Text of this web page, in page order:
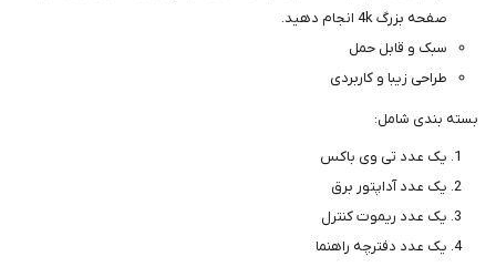
صفحه بزرگ 4k انجام دهید.
سبک و قابل حمل
طراحی زیبا و کاربردی
بسته بندی شامل:
یک عدد تی وی باکس
یک عدد آداپتور برق
یک عدد ریموت کنترل
یک عدد دفترچه راهنما